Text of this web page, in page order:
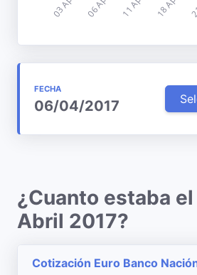
FECHA
06/04/2017
¿Cuanto estaba el
Abril 2017?
Cotización Euro Banco